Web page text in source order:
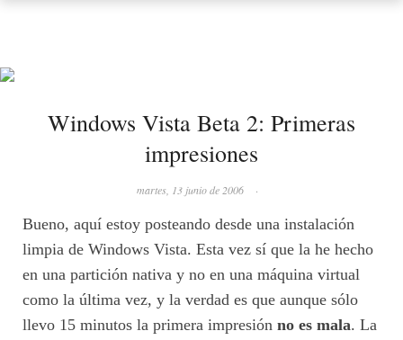
Windows Vista Beta 2: Primeras
impresiones
martes, 13 junio de 2006 ·
Bueno, aquí estoy posteando desde una instalación
limpia de Windows Vista. Esta vez sí que la he hecho
en una partición nativa y no en una máquina virtual
como la última vez, y la verdad es que aunque sólo
llevo 15 minutos la primera impresión no es mala. La